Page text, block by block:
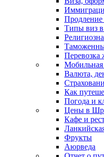
Типы виз
Мобильная
Валюта,
Как
Погода и
Цены в
Кафе и
Фрукты
Аюрведа